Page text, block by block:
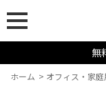
無
ホーム > オフィス・家庭